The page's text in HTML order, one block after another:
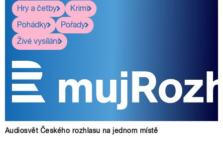
Hry a četby
Krimi
Pohádky
Pořady
Živé vysílání
Audiosvět Českého rozhlasu na jednom místě